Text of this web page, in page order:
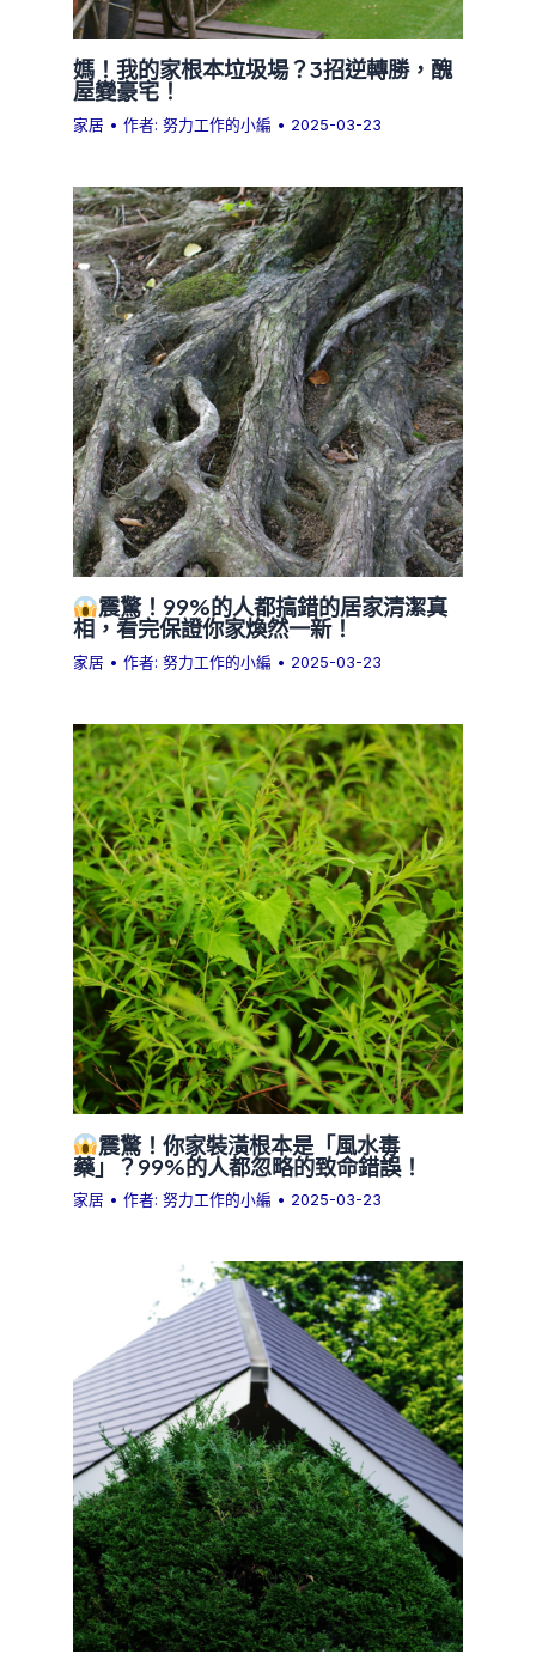
媽！我的家根本垃圾場？3招逆轉勝，醜
屋變豪宅！
家居 • 作者:努力工作的小編 • 2025-03-23
震驚！99%的人都搞錯的居家清潔真
相，看完保證你家煥然一新！
家居 • 作者:努力工作的小編 • 2025-03-23
震驚！你家裝潢根本是「風水毒
藥」？99%的人都忽略的致命錯誤！
家居 • 作者:努力工作的小編 • 2025-03-23